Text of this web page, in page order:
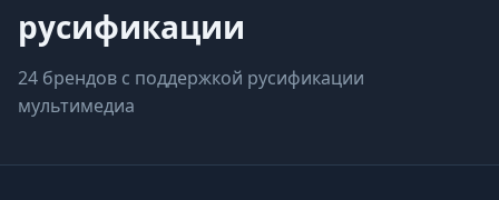
русификации
24 брендов с поддержкой русификации
мультимедиа